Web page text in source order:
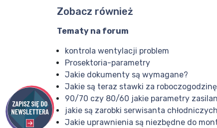
Zobacz również
Tematy na forum
kontrola wentylacji problem
Prosektoria-parametry
Jakie dokumenty są wymagane?
Jakie są teraz stawki za roboczogodzinę
90/70 czy 80/60 jakie parametry
jakie są zarobki serwisanta
Jakie uprawnienia są niezbędne do